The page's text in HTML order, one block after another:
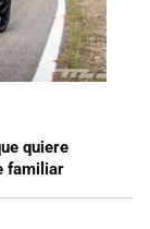
quiere
familiar